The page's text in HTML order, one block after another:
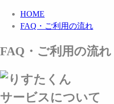
HOME
FAQ・ご利用の流れ
FAQ ・ご利用の流れ
サービスについて